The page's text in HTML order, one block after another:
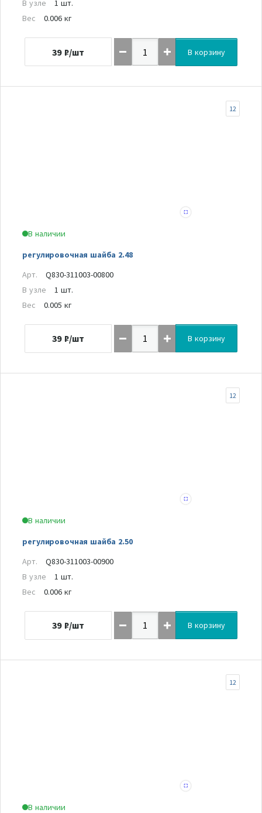
В узле
1 шт.
Вес
0.006 кг
39 ₽/шт В корзину
В наличии
регулировочная шайба 2.48
12
Арт.
Q830-311003-00800
В узле
1 шт.
Вес
0.005 кг
39 ₽/шт В корзину
В наличии
регулировочная шайба 2.50
12
Арт.
Q830-311003-00900
В узле
1 шт.
Вес
0.006 кг
39 ₽/шт В корзину
В наличии
12